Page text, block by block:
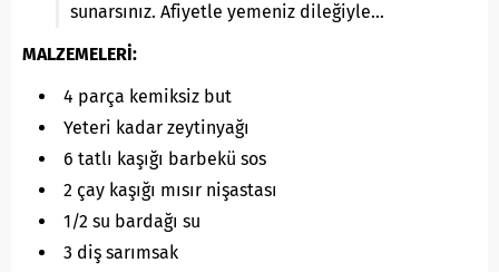
sunarsınız. Afiyetle yemeniz dileğiyle…
MALZEMELERİ:
4 parça kemiksiz but
Yeteri kadar zeytinyağı
6 tatlı kaşığı barbekü sos
2 çay kaşığı mısır nişastası
1/2 su bardağı su
3 diş sarımsak